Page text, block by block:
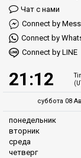
Чат с нами
Connect by
Connect by
Connect by LINE
21:12
суббота 08
понедельник
вторник
среда
четверг